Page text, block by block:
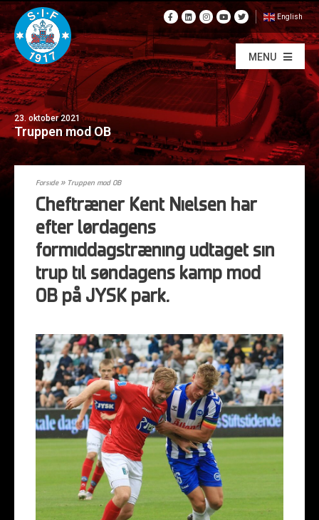
English
MENU
23. oktober 2021
Truppen mod OB
Forside» Truppen mod OB
Cheftræner Kent Nielsen har
efter lørdagens
formiddagstræning udtaget sin
trup til søndagens kamp mod
OB på JYSK park.